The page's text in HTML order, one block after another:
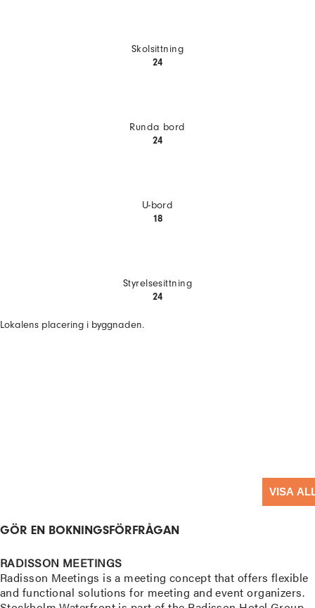
Skolsittning
24
Runda bord
24
U-bord
18
Styrelsesittning
24
Lokalens placering i byggnaden.
VISA
GÖR EN BOKNINGSFÖRFRÅGAN
RADISSON MEETINGS
Radisson Meetings is a meeting concept that offers flexible
and functional solutions for meeting and event organizers.